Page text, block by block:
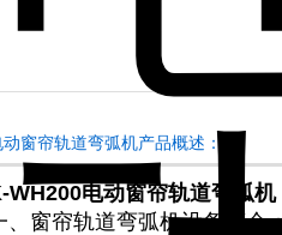
动窗帘轨道弯弧机产品概述：
WH200电动窗帘轨道弯弧机
、窗帘轨道弯弧机设备简介